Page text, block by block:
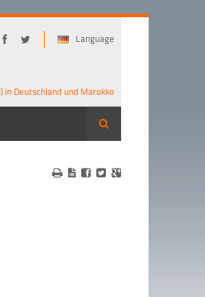
Language
Deutschland und Marokko
Suche